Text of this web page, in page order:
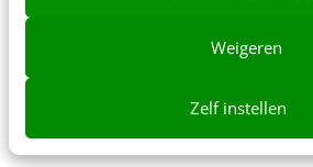
Weigeren
Zelf instellen
Klantcontact & CX
Themanieuwsbrieven